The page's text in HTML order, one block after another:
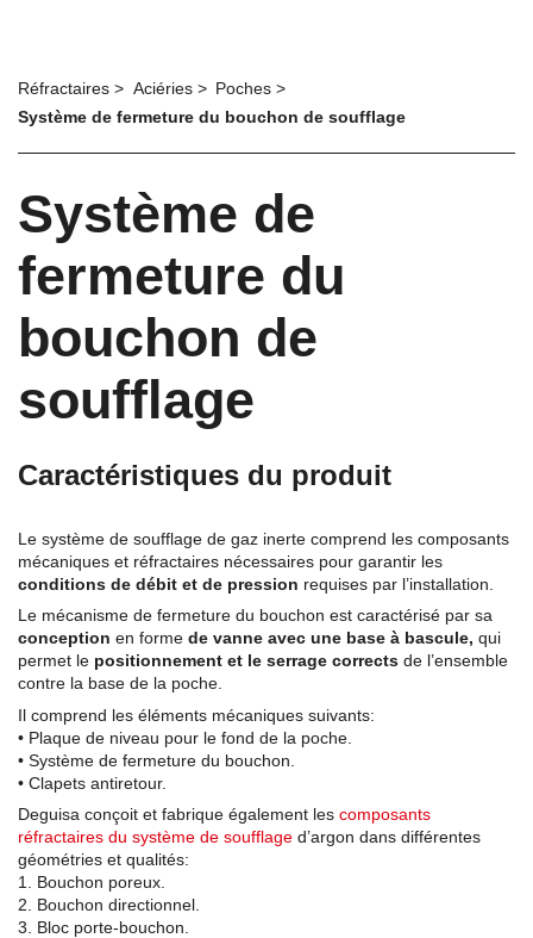
Réfractaires Aciéries
Poches
Système de fermeture du bouchon de soufflage
Système de
fermeture du
bouchon de
soufflage
Caractéristiques du produit
Le système de soufflage de gaz inerte comprend les composants
mécaniques et réfractaires nécessaires pour garantir les
conditions de débit et de pression requises par l’installation.
Le mécanisme de fermeture du bouchon est caractérisé par sa
conception en forme de vanne avec une base à bascule, qui
permet le positionnement et le serrage corrects de l’ensemble
contre la base de la poche.
Il comprend les éléments mécaniques suivants:
• Plaque de niveau pour le fond de la poche.
• Système de fermeture du bouchon.
• Clapets antiretour.
Deguisa conçoit et fabrique également les composants
réfractaires du système de soufflage d’argon dans différentes
géométries et qualités:
1. Bouchon poreux.
2. Bouchon directionnel.
3. Bloc porte-bouchon.